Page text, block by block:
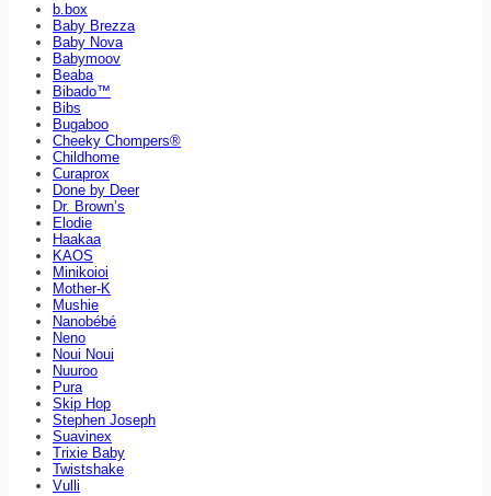
b.box
Baby Brezza
Baby Nova
Babymoov
Beaba
Bibado™
Bibs
Bugaboo
Cheeky Chompers®
Childhome
Curaprox
Done by Deer
Dr. Brown’s
Elodie
Haakaa
KAOS
Minikoioi
Mother-K
Mushie
Nanobébé
Neno
Noui Noui
Nuuroo
Pura
Skip Hop
Stephen Joseph
Suavinex
Trixie Baby
Twistshake
Vulli